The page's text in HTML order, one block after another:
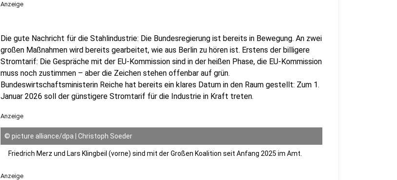
Anzeige
Die gute Nachricht für die Stahlindustrie: Die Bundesregierung ist bereits in Bewegung. An zwei
großen Maßnahmen wird bereits gearbeitet, wie aus Berlin zu hören ist. Erstens der billigere
Stromtarif: Die Gespräche mit der EU-Kommission sind in der heißen Phase, die EU-Kommission
muss noch zustimmen – aber die Zeichen stehen offenbar auf grün.
Bundeswirtschaftsministerin Reiche hat bereits ein klares Datum in den Raum gestellt: Zum 1.
Januar 2026 soll der günstigere Stromtarif für die Industrie in Kraft treten.
Anzeige
© picture alliance/dpa | Christoph Soeder
Friedrich Merz und Lars Klingbeil (vorne) sind mit der Großen Koalition seit Anfang 2025 im Amt.
Anzeige